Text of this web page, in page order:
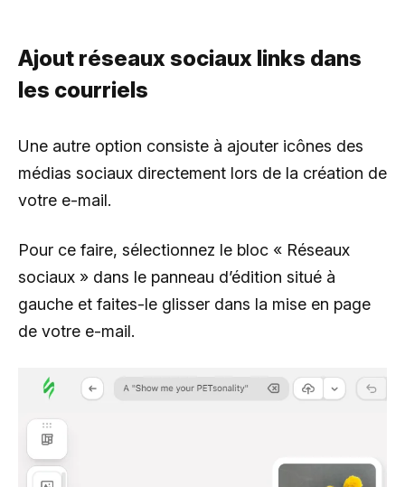
Ajout réseaux sociaux links dans
les courriels
Une autre option consiste à ajouter icônes des
médias sociaux directement lors de la création de
votre e-mail.
Pour ce faire, sélectionnez le bloc « Réseaux
sociaux » dans le panneau d’édition situé à
gauche et faites-le glisser dans la mise en page
de votre e-mail.